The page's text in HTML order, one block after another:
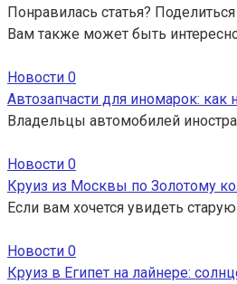
Понравилась статья?
Вам также может быть
Новости 0
Автозапчасти для иномарок: как
Владельцы автомобилей
Новости 0
Круиз из Москвы по Золотому
Если вам хочется увидеть
Новости 0
Круиз в Египет на лайнере: